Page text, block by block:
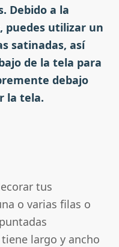
Debido a la
puedes utilizar un
satinadas, así
de la tela para
debajo
la tela.
tus
o varias filas o
largo y ancho